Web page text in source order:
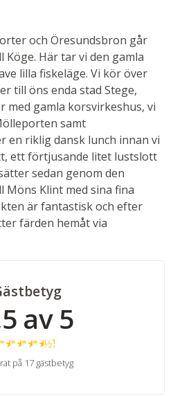
och Öresundsbron går
Köge. Här tar vi den gamla
lilla fiskeläge. Vi kör över
till öns enda stad Stege,
med gamla korsvirkeshus, vi
samt
en riklig dansk lunch innan vi
ett förtjusande litet lustslott
sedan genom den
Möns Klint med sina fina
är fantastisk och efter
färden hemåt via
av 5
★★★★ ½
på 17 gästbetyg